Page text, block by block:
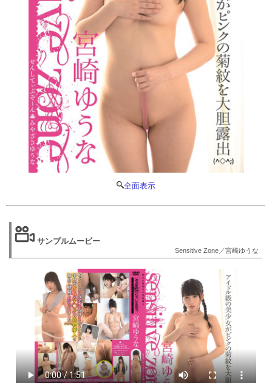
全面表示
サンプルムービー
Sensitive Zone／宮崎ゆうな